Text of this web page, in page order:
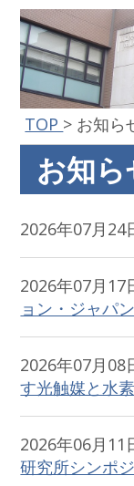
TOP > お知ら
お知ら
2026年07月
2026年07月
ョン・ジャパ
2026年07月
す光触媒と水
2026年06月
研究所シンポ